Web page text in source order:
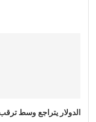
الدولار يتراجع وسط